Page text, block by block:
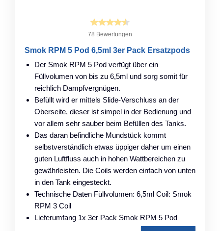
78 Bewertungen
Smok RPM 5 Pod 6,5ml 3er Pack Ersatzpods
Der Smok RPM 5 Pod verfügt über ein
Füllvolumen von bis zu 6,5ml und sorg somit für
reichlich Dampfvergnügen.
Befüllt wird er mittels Slide-Verschluss an der
Oberseite, dieser ist simpel in der Bedienung und
vor allem sehr sauber beim Befüllen des Tanks.
Das daran befindliche Mundstück kommt
selbstverständlich etwas üppiger daher um einen
guten Luftfluss auch in hohen Wattbereichen zu
gewährleisten. Die Coils werden einfach von unten
in den Tank eingesteckt.
Technische Daten Füllvolumen: 6,5ml Coil: Smok
RPM 3 Coil
Lieferumfang 1x 3er Pack Smok RPM 5 Pod